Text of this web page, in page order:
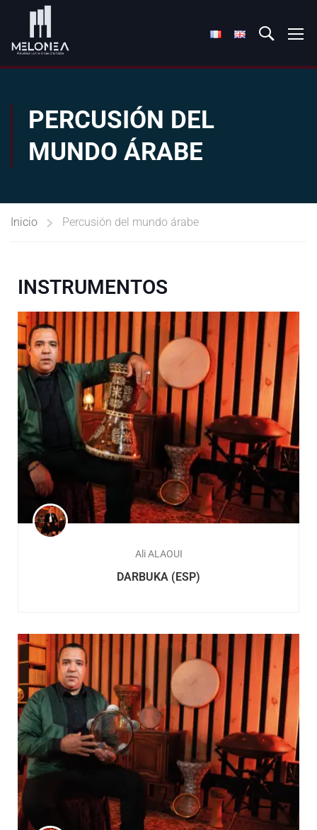
PERCUSIÓN DEL
MUNDO ÁRABE
Inicio Percusión del mundo árabe
INSTRUMENTOS
Ali ALAOUI
DARBUKA (ESP)